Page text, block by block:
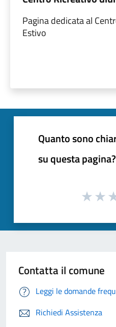
Pagina dedicata al
Estivo
Quanto sono
su questa pagina?
Contatta il comune
Leggi le domande
Richiedi Assistenza